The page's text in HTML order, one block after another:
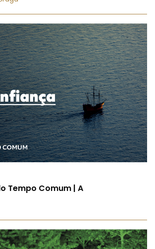
Tempo Comum | A